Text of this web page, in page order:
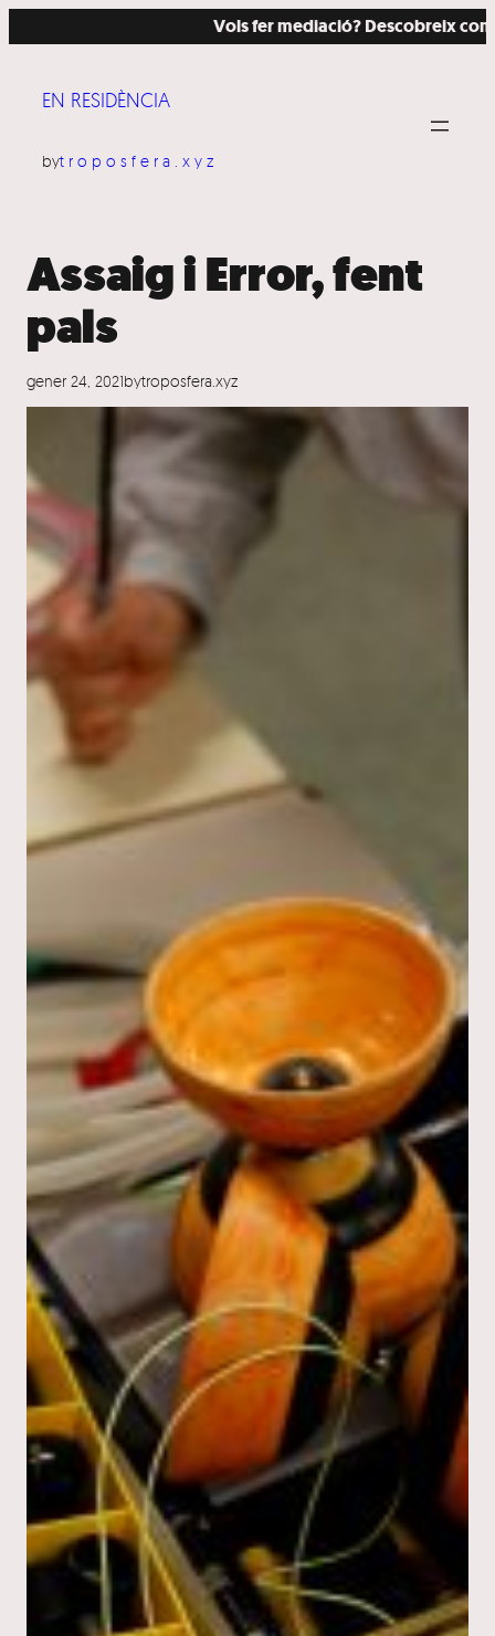
al
Vols fer mediació? Descobreix com
EN RESIDÈNCIA
bytroposfera.xyz
Assaig i Error, fent
pals
gener 24, 2021bytroposfera.xyz